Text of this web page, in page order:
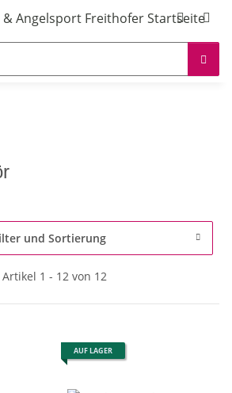
und Sortierung
Artikel 1 - 12 von 12
AUF LAGER